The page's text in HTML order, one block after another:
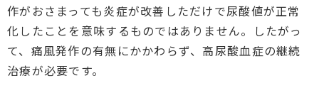
作がおさまっても炎症が改善しただけで尿酸値が正常
化したことを意味するものではありません。したがっ
て、痛風発作の有無にかかわらず、高尿酸血症の継続
治療が必要です。